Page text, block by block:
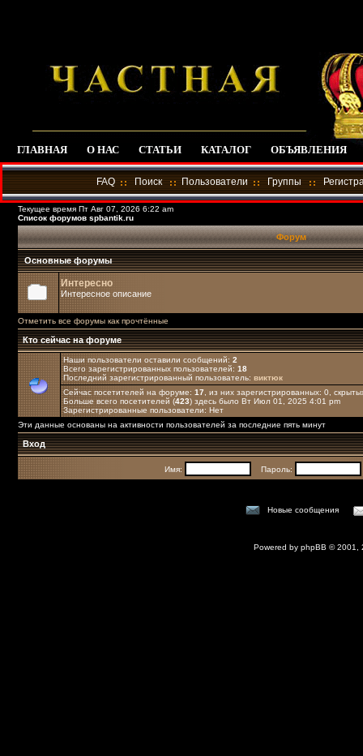
ГЛАВНАЯ О НАС СТАТЬИ КАТАЛОГ ОБЪЯВЛЕНИЯ
FAQ Поиск Пользователи Группы
Текущее время Пт Авг 07, 2026 6:22 am
Список форумов spbantik.ru
Форум
Основные форумы
Интересно
Интересное описание
Отметить все форумы как прочтённые
Кто сейчас на форуме
Наши пользователи оставили сообщений: 2
Всего зарегистрированных пользователей: 18
Последний зарегистрированный пользователь: виктюк
Сейчас посетителей на форуме: 17 , из них зарегистрированных: 0,
Больше всего посетителей (423) здесь было Вт Июл 01, 2025 4:01 pm
Зарегистрированные пользователи: Нет
Эти данные основаны на активности пользователей за последние пять минут
Вход
Имя: Пароль:
Новые сообщения
Powered by phpBB © 2001,